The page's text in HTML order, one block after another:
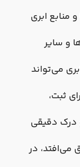
منابع ابری
و سایر
می‌تواند
ثبت،
درک دقیقی
می‌افتد، در